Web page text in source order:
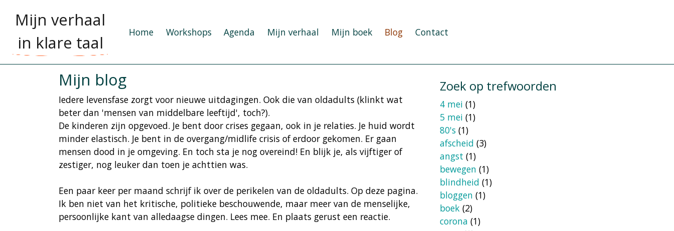
Mijn verhaal
in klare taal
Home Workshops Agenda Mijn verhaal Mijn boek Blog Contact
Mijn blog
Iedere levensfase zorgt voor nieuwe uitdagingen. Ook die van oldadults (klinkt wat
beter dan 'mensen van middelbare leeftijd', toch?).
De kinderen zijn opgevoed. Je bent door crises gegaan, ook in je relaties. Je huid wordt
minder elastisch. Je bent in de overgang/midlife crisis of erdoor gekomen. Er gaan
mensen dood in je omgeving. En toch sta je nog overeind! En blijk je, als vijftiger of
zestiger, nog leuker dan toen je achttien was.
Een paar keer per maand schrijf ik over de perikelen van de oldadults. Op deze pagina.
Ik ben niet van het kritische, politieke beschouwende, maar meer van de menselijke,
persoonlijke kant van alledaagse dingen. Lees mee. En plaats gerust een reactie.
Zoek op trefwoorden
4 mei (1)
5 mei (1)
80's (1)
afscheid (3)
angst (1)
bewegen (1)
blindheid (1)
bloggen (1)
boek (2)
corona (1)